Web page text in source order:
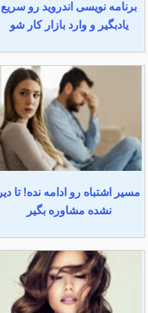
برنامه نویسی اندروید رو سریع
یادبگیر و وارد بازار کار شو
مسیر اشتباه رو ادامه نده! تا دیر
نشده مشاوره بگیر